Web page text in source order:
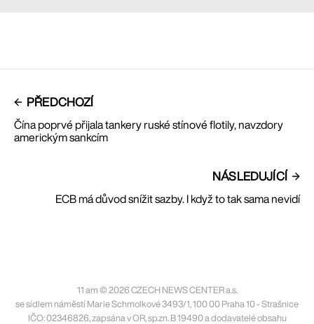
PŘEDCHOZÍ
Čína poprvé přijala tankery ruské stínové flotily, navzdory
americkým sankcím
NÁSLEDUJÍCÍ
ECB má důvod snížit sazby. I když to tak sama nevidí
11 am © 2026 CZECH NEWS CENTER a.s.
se sídlem náměstí Marie Schmolkové 3493/1, 100 00 Praha 10 - Strašnice
IČO: 02346826, zapsána v OR, sp.zn. B 19490 a dodavatelé obsahu